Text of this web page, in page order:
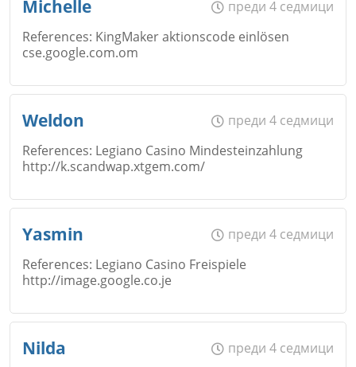
Откажи
Коментар*
Откажи
Email
Коментар*
Откажи
Michelle
преди 4 седмици
References: KingMaker aktionscode einlösen
cse.google.com.om
Email
Коментар*
Weldon
преди 4 седмици
References: Legiano Casino Mindesteinzahlung
http://k.scandwap.xtgem.com/
Email
Yasmin
преди 4 седмици
References: Legiano Casino Freispiele
http://image.google.co.je
Nilda
преди 4 седмици